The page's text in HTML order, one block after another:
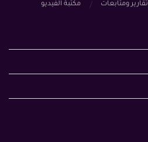
تقارير ومتابعات مكتبة الفيديو